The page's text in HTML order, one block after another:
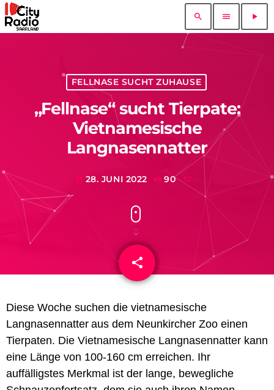
search menu play_arrow
FELLNASE SUCHT ZUHAUSE
„Fellnase“ sucht Tierpate:
Vietnamesische
Langnasennatter
today 28. JUNI 2022 90
share
email
Diese Woche suchen die vietnamesische
Langnasennatter aus dem Neunkircher Zoo einen
Tierpaten. Die Vietnamesische Langnasennatter kann
eine Länge von 100-160 cm erreichen. Ihr
auffälligstes Merkmal ist der lange, bewegliche